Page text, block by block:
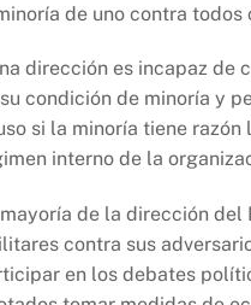
de uno contra
dirección es incapaz de
condición de minoría y
si la minoría tiene
interno de la
de la dirección
contra sus
en los debates